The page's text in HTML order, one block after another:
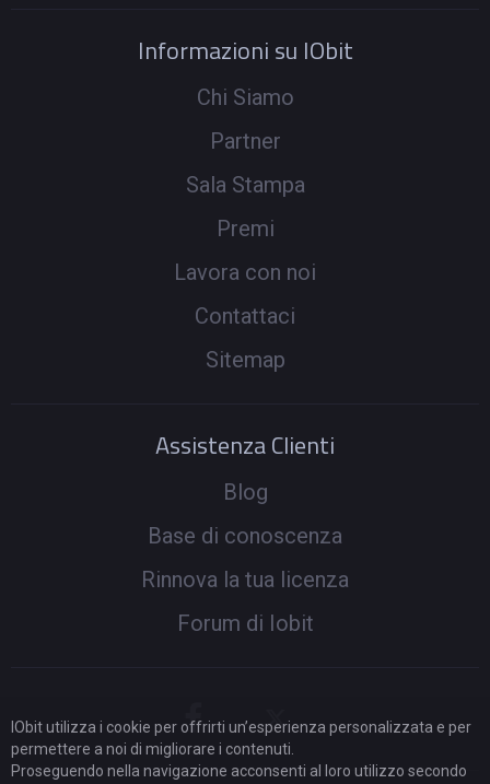
Informazioni su IObit
Chi Siamo
Partner
Sala Stampa
Premi
Lavora con noi
Contattaci
Sitemap
Assistenza Clienti
Blog
Base di conoscenza
Rinnova la tua licenza
Forum di Iobit
IObit utilizza i cookie per offrirti un’esperienza personalizzata e per
permettere a noi di migliorare i contenuti.
Proseguendo nella navigazione acconsenti al loro utilizzo secondo